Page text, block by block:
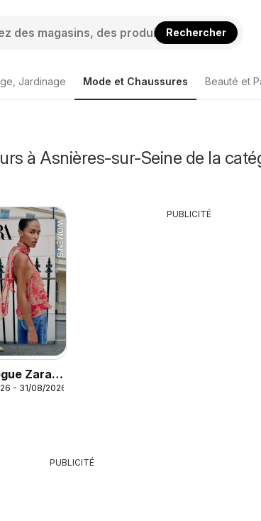
Rechercher
Jardinage Mode et Chaussures Beauté et
à Asnières-sur-Seine de la
Zara
- 31/08/2026
PUBLICITÉ
PUBLICITÉ